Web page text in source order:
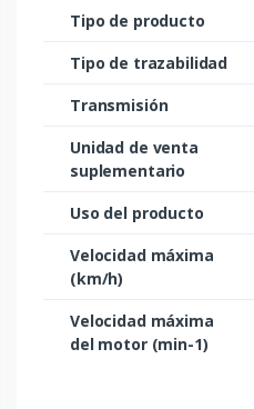
Tipo de producto
Tipo de trazabilidad
Transmisión
Unidad de venta
suplementario
Uso del producto
Velocidad máxima
(km/h)
Velocidad máxima
del motor (min-1)